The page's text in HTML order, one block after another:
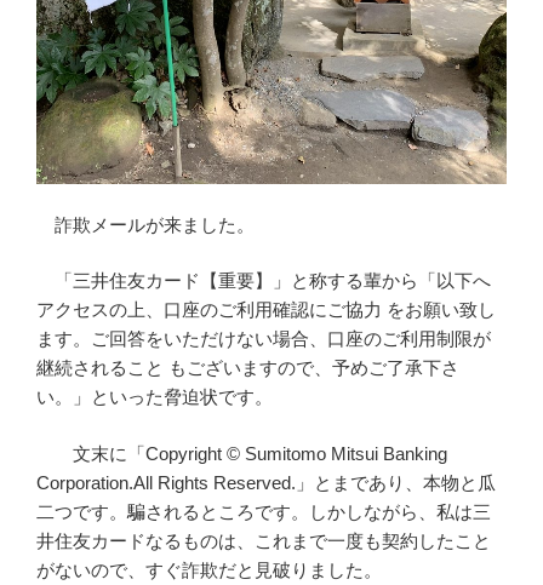
詐欺メールが来ました。
「三井住友カード【重要】」と称する輩から「以下へ
アクセスの上、口座のご利用確認にご協力 をお願い致し
ます。ご回答をいただけない場合、口座のご利用制限が
継続されること もございますので、予めご了承下さ
い。」といった脅迫状です。
文末に「Copyright © Sumitomo Mitsui Banking
Corporation.All Rights Reserved.」とまであり、本物と瓜
二つです。騙されるところです。しかしながら、私は三
井住友カードなるものは、これまで一度も契約したこと
がないので、すぐ詐欺だと見破りました。